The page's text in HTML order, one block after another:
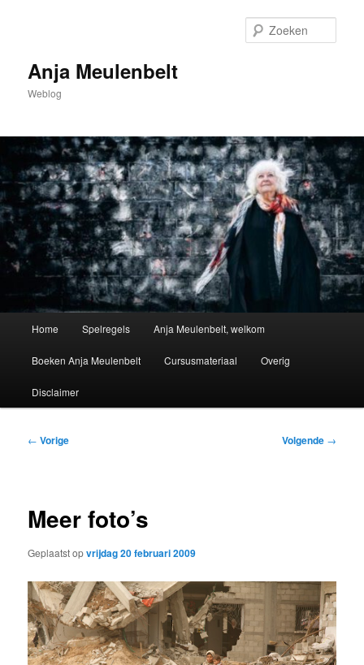
inhoudAnja Meulenbelt
Weblog
Home Spelregels Anja Meulenbelt, welkom
Boeken Anja Meulenbelt Cursusmateriaal Overig
Disclaimer
Bericht
← Vorige Volgende →
Meer foto’s
Geplaatst opvrijdag 20 februari 2009